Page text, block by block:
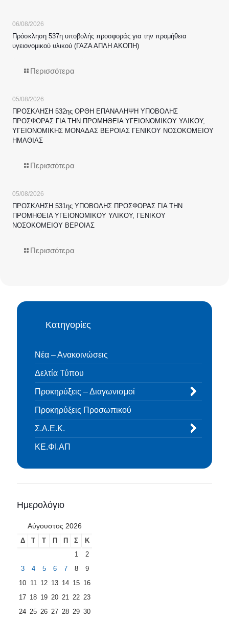
06/08/2026
Πρόσκληση 537η υποβολής προσφοράς για την προμήθεια
υγειονομικού υλικού (ΓΑΖΑ ΑΠΛΗ ΑΚΟΠΗ)
Περισσότερα
05/08/2026
ΠΡΟΣΚΛΗΣΗ 532ης ΟΡΘΗ ΕΠΑΝΑΛΗΨΗ ΥΠΟΒΟΛΗΣ
ΠΡΟΣΦΟΡΑΣ ΓΙΑ ΤΗΝ ΠΡΟΜΗΘΕΙΑ ΥΓΕΙΟΝΟΜΙΚΟΥ ΥΛΙΚΟΥ,
ΥΓΕΙΟΝΟΜΙΚΗΣ ΜΟΝΑΔΑΣ ΒΕΡΟΙΑΣ ΓΕΝΙΚΟΥ ΝΟΣΟΚΟΜΕΙΟΥ
ΗΜΑΘΙΑΣ
Περισσότερα
05/08/2026
ΠΡΟΣΚΛΗΣΗ 531ης ΥΠΟΒΟΛΗΣ ΠΡΟΣΦΟΡΑΣ ΓΙΑ ΤΗΝ
ΠΡΟΜΗΘΕΙΑ ΥΓΕΙΟΝΟΜΙΚΟΥ ΥΛΙΚΟΥ, ΓΕΝΙΚΟΥ
ΝΟΣΟΚΟΜΕΙΟΥ ΒΕΡΟΙΑΣ
Περισσότερα
Κατηγορίες
Νέα – Ανακοινώσεις
Δελτία Τύπου
Προκηρύξεις – Διαγωνισμοί
Προκηρύξεις Προσωπικού
Σ.Α.Ε.Κ.
ΚΕ.ΦΙ.ΑΠ
Ημερολόγιο
Αύγουστος 2026
Δ Τ Τ Π Π Σ
Κ
1
2
3
4 5 6 7 8
9
10 11 12 13 14 15 16
17 18 19 20 21 22 23
24 25 26 27 28 29 30